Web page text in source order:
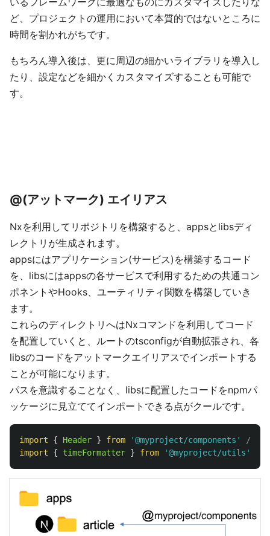
ど、プロジェクトの運用において本質的ではないところに
時間を割かれがちです。
もちろん導入後は、更に周辺の細かいライブラリを導入し
たり、設定などを細かくカスタマイズすることも可能で
す。
@(アットマーク) エイリアス
Nxを利用してリポジトリを構築すると、appsとlibsディ
レクトリが生成されます。
appsにはアプリケーション(サービス)を構築するコード
を、libsにはappsの各サービスで利用するための共通コン
ポネントやHooks、ユーティリティ関数を構築していき
ます。
これらのディレクトリへはNxコマンドを利用してコード
を配置していくと、ルートのtsconfigが自動拡張され、各
libsのコードをアットマークエイリアスでインポートする
ことが可能になります。
パスを意識することなく、libsに配置したコードをnpmパ
ッケージに見立ててインポートできる点がクールです。
import { Header } from '@myproject/components '
// ../
import
{ timeFormatter } from '@myproject/utils '